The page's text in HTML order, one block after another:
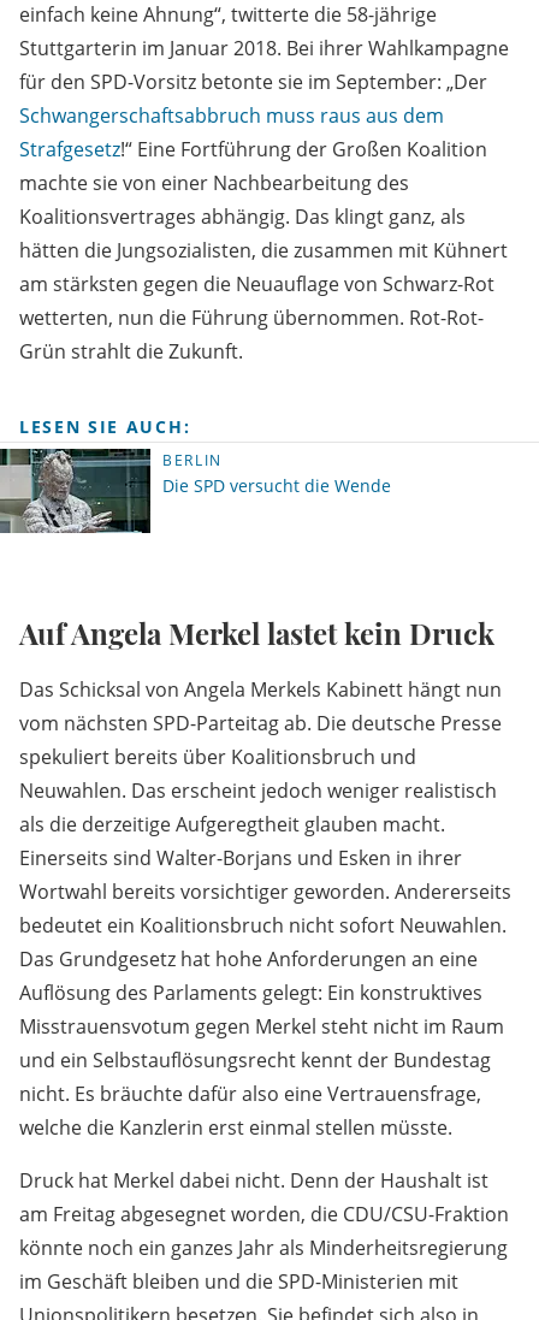
einfach keine Ahnung“, twitterte die 58-jährige
Stuttgarterin im Januar 2018. Bei ihrer Wahlkampagne
für den SPD-Vorsitz betonte sie im September: „Der
Schwangerschaftsabbruch muss raus aus dem
Strafgesetz!“ Eine Fortführung der Großen Koalition
machte sie von einer Nachbearbeitung des
Koalitionsvertrages abhängig. Das klingt ganz, als
hätten die Jungsozialisten, die zusammen mit Kühnert
am stärksten gegen die Neuauflage von Schwarz-Rot
wetterten, nun die Führung übernommen. Rot-Rot-
Grün strahlt die Zukunft.
LESEN SIE AUCH:
BERLIN
Die SPD versucht die Wende
Auf Angela Merkel lastet kein Druck
Das Schicksal von Angela Merkels Kabinett hängt nun
vom nächsten SPD-Parteitag ab. Die deutsche Presse
spekuliert bereits über Koalitionsbruch und
Neuwahlen. Das erscheint jedoch weniger realistisch
als die derzeitige Aufgeregtheit glauben macht.
Einerseits sind Walter-Borjans und Esken in ihrer
Wortwahl bereits vorsichtiger geworden. Andererseits
bedeutet ein Koalitionsbruch nicht sofort Neuwahlen.
Das Grundgesetz hat hohe Anforderungen an eine
Auflösung des Parlaments gelegt: Ein konstruktives
Misstrauensvotum gegen Merkel steht nicht im Raum
und ein Selbstauflösungsrecht kennt der Bundestag
nicht. Es bräuchte dafür also eine Vertrauensfrage,
welche die Kanzlerin erst einmal stellen müsste.
Druck hat Merkel dabei nicht. Denn der Haushalt ist
am Freitag abgesegnet worden, die CDU/CSU-Fraktion
könnte noch ein ganzes Jahr als Minderheitsregierung
im Geschäft bleiben und die SPD-Ministerien mit